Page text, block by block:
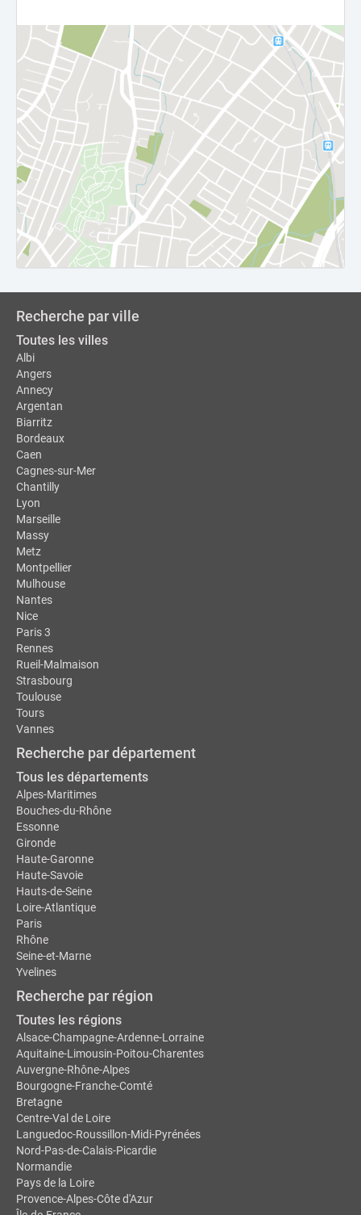
Recherche par ville
Toutes les villes
Albi
Angers
Annecy
Argentan
Biarritz
Bordeaux
Caen
Cagnes-sur-Mer
Chantilly
Lyon
Marseille
Massy
Metz
Montpellier
Mulhouse
Nantes
Nice
Paris 3
Rennes
Rueil-Malmaison
Strasbourg
Toulouse
Tours
Vannes
Recherche par département
Tous les départements
Alpes-Maritimes
Bouches-du-Rhône
Essonne
Gironde
Haute-Garonne
Haute-Savoie
Hauts-de-Seine
Loire-Atlantique
Paris
Rhône
Seine-et-Marne
Yvelines
Recherche par région
Toutes les régions
Alsace-Champagne-Ardenne-Lorraine
Aquitaine-Limousin-Poitou-Charentes
Auvergne-Rhône-Alpes
Bourgogne-Franche-Comté
Bretagne
Centre-Val de Loire
Languedoc-Roussillon-Midi-Pyrénées
Nord-Pas-de-Calais-Picardie
Normandie
Pays de la Loire
Provence-Alpes-Côte d'Azur